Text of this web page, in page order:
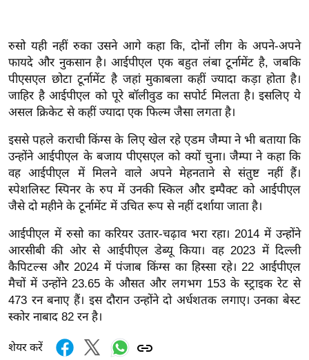
श
ख्सि
य
त
यं
ग
इं
डि
या
सा
हि
त्य
ज
ग
त
ऑ
टो
रुसो यही नहीं रुका उसने आगे कहा कि, दोनों लीग के अपने-अपने
फायदे और नुकसान है। आईपीएल एक बहुत लंबा टूर्नामेंट है, जबकि
पीएसएल छोटा टूर्नामेंट है जहां मुकाबला कहीं ज्यादा कड़ा होता है।
जाहिर है आईपीएल को पूरे बॉलीवुड का सपोर्ट मिलता है। इसलिए ये
असल क्रिकेट से कहीं ज्यादा एक फिल्म जैसा लगता है।
इससे पहले कराची किंग्स के लिए खेल रहे एडम जैम्पा ने भी बताया कि
उन्होंने आईपीएल के बजाय पीएसएल को क्यों चुना। जैम्पा ने कहा कि
वह आईपीएल में मिलने वाले अपने मेहनताने से संतुष्ट नहीं हैं।
स्पेशलिस्ट स्पिनर के रुप में उनकी स्किल और इम्पैक्ट को आईपीएल
जैसे दो महीने के टूर्नामेंट में उचित रूप से नहीं दर्शाया जाता है।
आईपीएल में रुसो का करियर उतार-चढ़ाव भरा रहा। 2014 में उन्होंने
आरसीबी की ओर से आईपीएल डेब्यू किया। वह 2023 में दिल्ली
कैपिटल्स और 2024 में पंजाब किंग्स का हिस्सा रहे। 22 आईपीएल
मैचों में उन्होंने 23.65 के औसत और लगभग 153 के स्ट्राइक रेट से
473 रन बनाए हैं। इस दौरान उन्होंने दो अर्धशतक लगाए। उनका बेस्ट
स्कोर नाबाद 82 रन है।
शेयर करें